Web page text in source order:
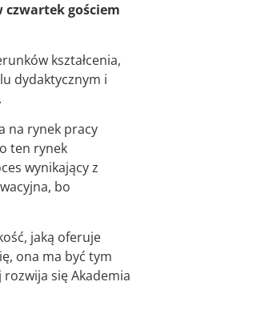
czwartek gościem
kształcenia,
dydaktycznym i
na rynek pracy
ten rynek
wynikający z
bo
jaką oferuje
ona ma być tym
się Akademia